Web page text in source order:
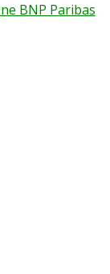
BNP Paribas